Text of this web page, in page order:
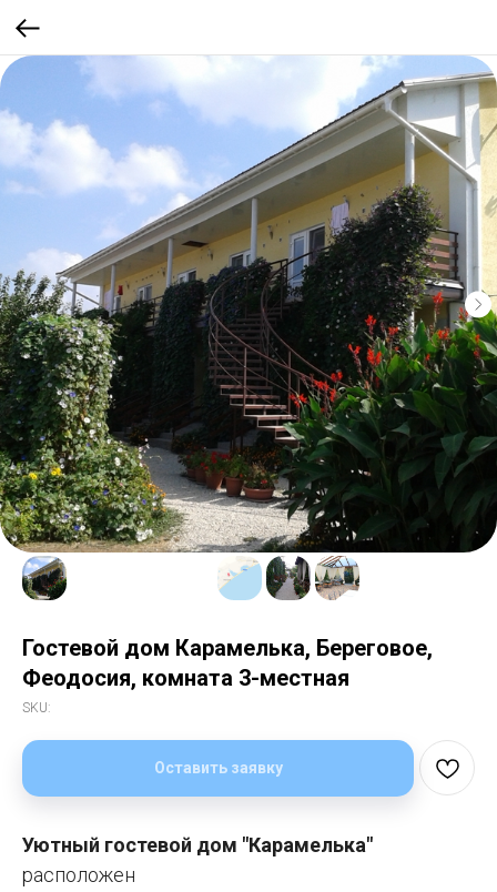
Гостевой дом Карамелька, Береговое,
Феодосия, комната 3-местная
SKU:
Оставить заявку
Уютный гостевой дом "Карамелька"
расположен